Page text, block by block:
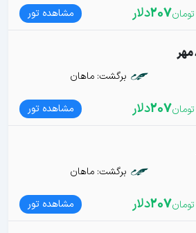
207دلار مشاهده تور
برگشت: ماهان
207دلار مشاهده تور
برگشت: ماهان
207دلار مشاهده تور